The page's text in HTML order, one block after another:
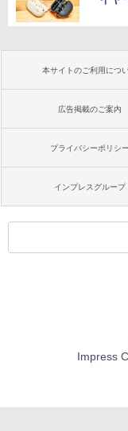
本サイトのご利用につ
広告掲載のご案内
プライバシーポリシー
インプレスグループ
Impress